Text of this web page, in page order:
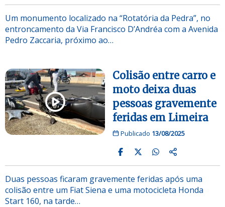
Um monumento localizado na “Rotatória da Pedra”, no
entroncamento da Via Francisco D’Andréa com a Avenida
Pedro Zaccaria, próximo ao…
Colisão entre carro e
moto deixa duas
pessoas gravemente
feridas em Limeira
Publicado 13/08/2025
Duas pessoas ficaram gravemente feridas após uma
colisão entre um Fiat Siena e uma motocicleta Honda
Start 160, na tarde…